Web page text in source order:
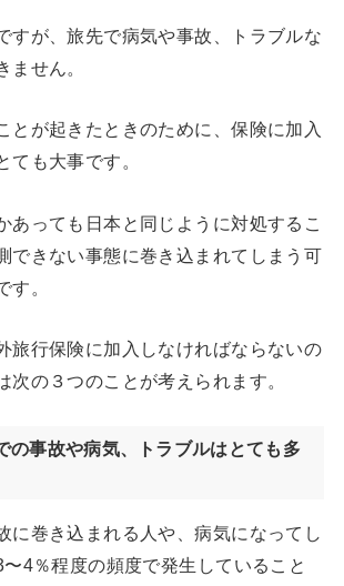
すが、旅先で病気や事故、トラブルな
ません。
とが起きたときのために、保険に加入
ても大事です。
あっても日本と同じように対処するこ
できない事態に巻き込まれてしまう可
す。
旅行保険に加入しなければならないの
次の３つのことが考えられます。
の事故や病気、トラブルはとても多
に巻き込まれる人や、病気になってし
4％程度の頻度で発生していること